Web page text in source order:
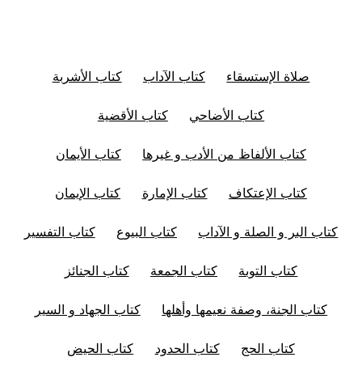
صلاة الإستسقاء كتاب الآداب كتاب الأشربة
كتاب الأضاحي كتاب الأقضية
كتاب الألفاظ من الأدب و غيرها كتاب الأيمان
كتاب الإعتكاف كتاب الإمارة كتاب الإيمان
كتاب البر و الصلة و الآداب كتاب البيوع كتاب التفسير
كتاب التوبة كتاب الجمعة كتاب الجنائز
كتاب الجنة، وصفة نعيمها وأهلها كتاب الجهاد و السير
كتاب الحج كتاب الحدود كتاب الحيض